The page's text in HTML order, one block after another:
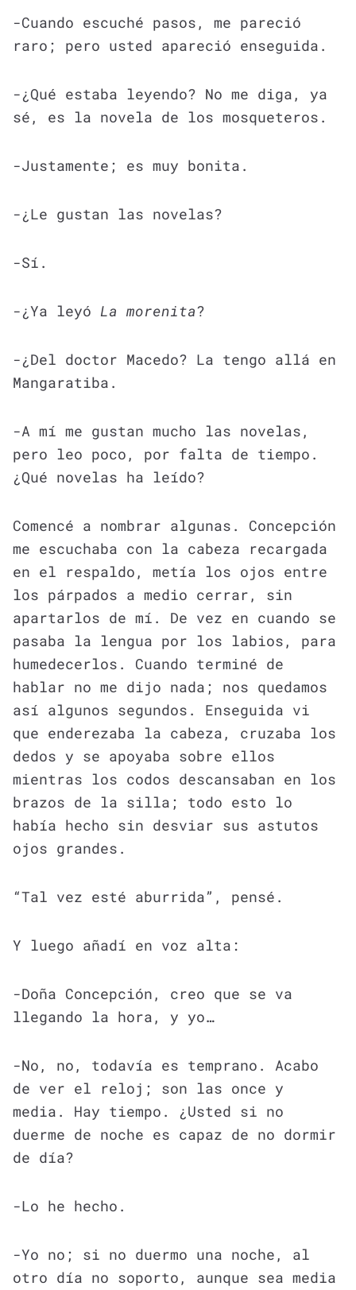
-Cuando escuché pasos, me pareció
raro; pero usted apareció enseguida.
-¿Qué estaba leyendo? No me diga, ya
sé, es la novela de los mosqueteros.
-Justamente; es muy bonita.
-¿Le gustan las novelas?
-Sí.
-¿Ya leyó La morenita?
-¿Del doctor Macedo? La tengo allá en
Mangaratiba.
-A mí me gustan mucho las novelas,
pero leo poco, por falta de tiempo.
¿Qué novelas ha leído?
Comencé a nombrar algunas. Concepción
me escuchaba con la cabeza recargada
en el respaldo, metía los ojos entre
los párpados a medio cerrar, sin
apartarlos de mí. De vez en cuando se
pasaba la lengua por los labios, para
humedecerlos. Cuando terminé de
hablar no me dijo nada; nos quedamos
así algunos segundos. Enseguida vi
que enderezaba la cabeza, cruzaba los
dedos y se apoyaba sobre ellos
mientras los codos descansaban en los
brazos de la silla; todo esto lo
había hecho sin desviar sus astutos
ojos grandes.
“Tal vez esté aburrida”, pensé.
Y luego añadí en voz alta:
-Doña Concepción, creo que se va
llegando la hora, y yo…
-No, no, todavía es temprano. Acabo
de ver el reloj; son las once y
media. Hay tiempo. ¿Usted si no
duerme de noche es capaz de no dormir
de día?
-Lo he hecho.
-Yo no; si no duermo una noche, al
otro día no soporto, aunque sea media